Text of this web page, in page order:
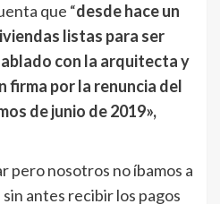
que “desde hace un
listas para ser
con la arquitecta y
firma por la renuncia del
de junio de 2019»,
pero nosotros no íbamos a
antes recibir los pagos